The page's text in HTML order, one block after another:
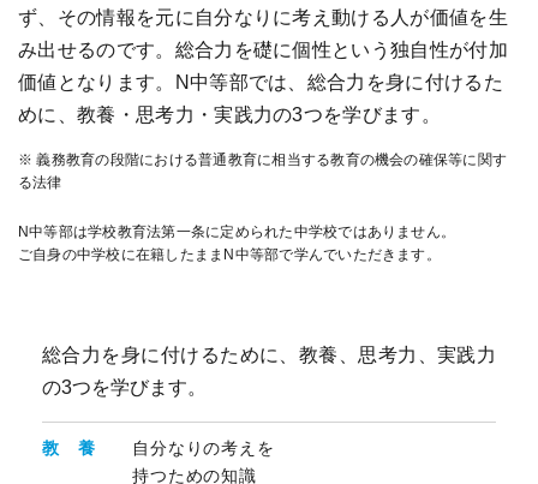
ず、 その情報を元に自分なりに考え動ける人が価値を生
み出せるのです。 総合力を礎に個性という独自性が付加
価値となります。
N中等部では、総合力を身に付けるた
めに、教養・思考力・実践力の3つを学びます。
※ 義務教育の段階における普通教育に相当する教育の機会の確保等に関す
る法律
N中等部は学校教育法第一条に定められた中学校ではありません。
ご自身の中学校に在籍したままN中等部で学んでいただきます。
総合力を身に付けるために、教養、思考力、実践力
の3つを学びます。
教 養
自分なりの考えを
持つための知識